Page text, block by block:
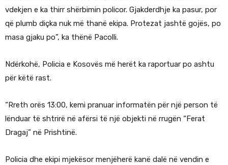
vdekjen e ka thirr shërbimin policor. Gjakderdhje ka pasur, por
që plumb diçka nuk më thanë ekipa. Protezat jashtë gojës, po
masa gjaku po”, ka thënë Pacolli.
Ndërkohë, Policia e Kosovës më herët ka raportuar po ashtu
për këtë rast.
“Rreth orës 13:00, kemi pranuar informatën për një person të
lënduar të shtrirë në afërsi të një objekti në rrugën “Ferat
Dragaj” në Prishtinë.
Policia dhe ekipi mjekësor menjëherë kanë dalë në vendin e